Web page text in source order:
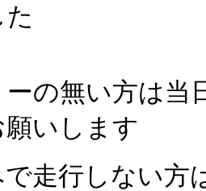
の無い方は当
いします
で走行しない方